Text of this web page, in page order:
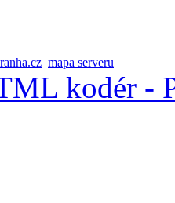
mapa serveru
kodér -